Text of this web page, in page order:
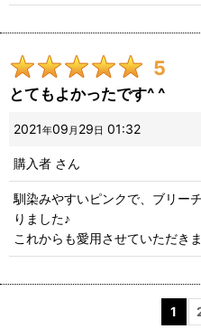
5
とてもよかったです^ ^
2021年09 月 29 日 01:32
購入者 さん
馴染みやすいピンクで、ブリー
りました♪
これからも愛用させていただき
1